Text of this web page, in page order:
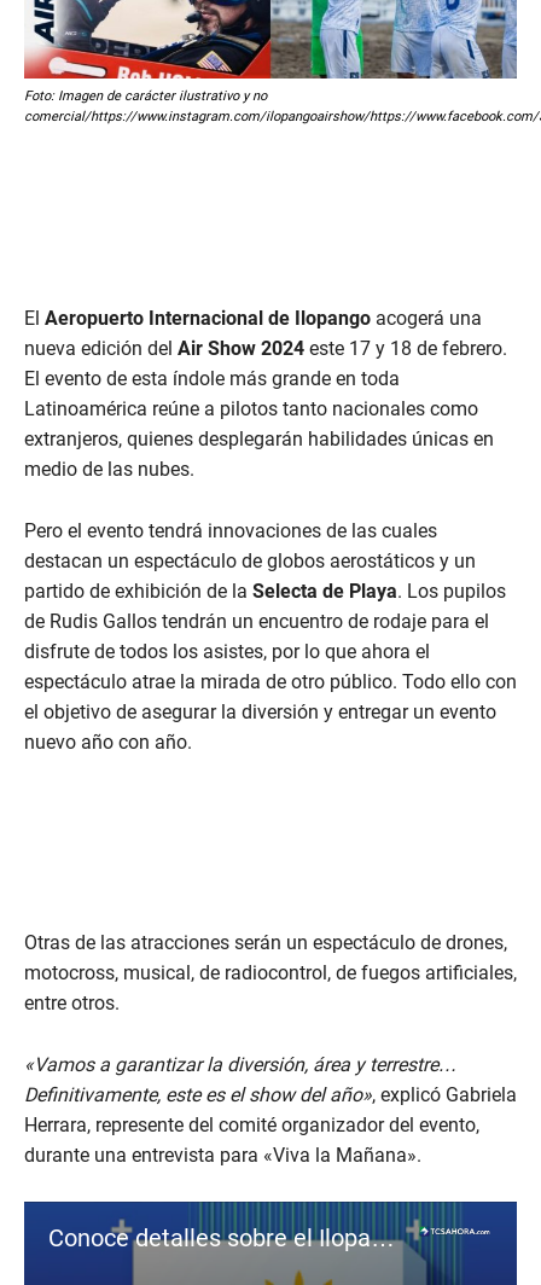
Foto: Imagen de carácter ilustrativo y no
comercial/https://www.instagram.com/ilopangoairshow/https://www.facebook.com/
El Aeropuerto Internacional de Ilopango acogerá una
nueva edición del Air Show 2024 este 17 y 18 de febrero.
El evento de esta índole más grande en toda
Latinoamérica reúne a pilotos tanto nacionales como
extranjeros, quienes desplegarán habilidades únicas en
medio de las nubes.
Pero el evento tendrá innovaciones de las cuales
destacan un espectáculo de globos aerostáticos y un
partido de exhibición de la Selecta de Playa. Los pupilos
de Rudis Gallos tendrán un encuentro de rodaje para el
disfrute de todos los asistes, por lo que ahora el
espectáculo atrae la mirada de otro público. Todo ello con
el objetivo de asegurar la diversión y entregar un evento
nuevo año con año.
Otras de las atracciones serán un espectáculo de drones,
motocross, musical, de radiocontrol, de fuegos artificiales,
entre otros.
«Vamos a garantizar la diversión, área y terrestre…
Definitivamente, este es el show del año», explicó Gabriela
Herrara, represente del comité organizador del evento,
durante una entrevista para «Viva la Mañana».
Conoce detalles sobre el Ilopango Air Show 2024